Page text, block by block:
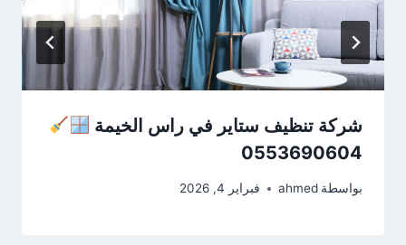
شركة تنظيف ستاير في راس الخيمة
0553690604
بواسطة ahmed فبراير 4, 2026